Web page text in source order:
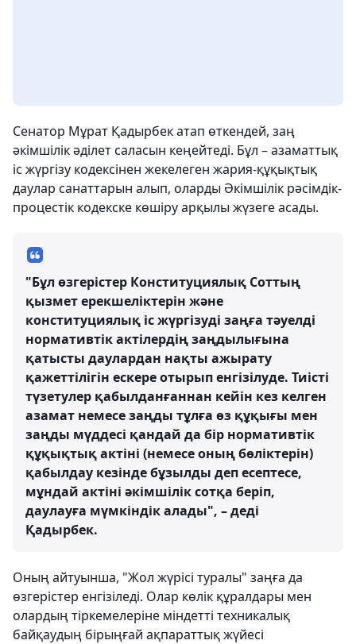
Сенатор Мұрат Қадырбек атап өткендей, заң
әкімшілік әділет саласын кеңейтеді. Бұл – азаматтық
іс жүргізу кодексінен жекелеген жария-құқықтық
даулар санаттарын алып, оларды Әкімшілік рәсімдік-
процестік кодекске көшіру арқылы жүзеге асады.
"Бұл өзгерістер Конституциялық Соттың
қызмет ерекшеліктерін және
конституциялық іс жүргізуді заңға тәуелді
нормативтік актілердің заңдылығына
қатысты даулардан нақты ажырату
қажеттілігін ескере отырып енгізілуде. Тиісті
түзетулер қабылданғаннан кейін кез келген
азамат немесе заңды тұлға өз құқығы мен
заңды мүддесі қандай да бір нормативтік
құқықтық актіні (немесе оның бөліктерін)
қабылдау кезінде бұзылды деп есептесе,
мұндай актіні әкімшілік сотқа беріп,
даулауға мүмкіндік алады", – деді
Қадырбек.
Оның айтуынша, "Жол жүрісі туралы" заңға да
өзгерістер енгізіледі. Олар көлік құралдары мен
олардың тіркемелеріне міндетті техникалық
байқаудың бірыңғай ақпараттық жүйесі